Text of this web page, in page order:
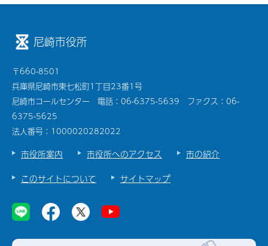
尼崎市役所
〒660-8501
兵庫県尼崎市東七松町1丁目23番1号
尼崎市コールセンター 電話：06-6375-5639 ファクス：06-
6375-5625
法人番号：1000020282022
市役所案内 市役所へのアクセス
市の紹介
このサイトについて
サイトマップ